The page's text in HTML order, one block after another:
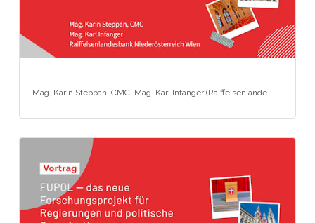
Mag. Karin Steppan, CMC, Mag. Karl Infanger (Raiffeisenlande...